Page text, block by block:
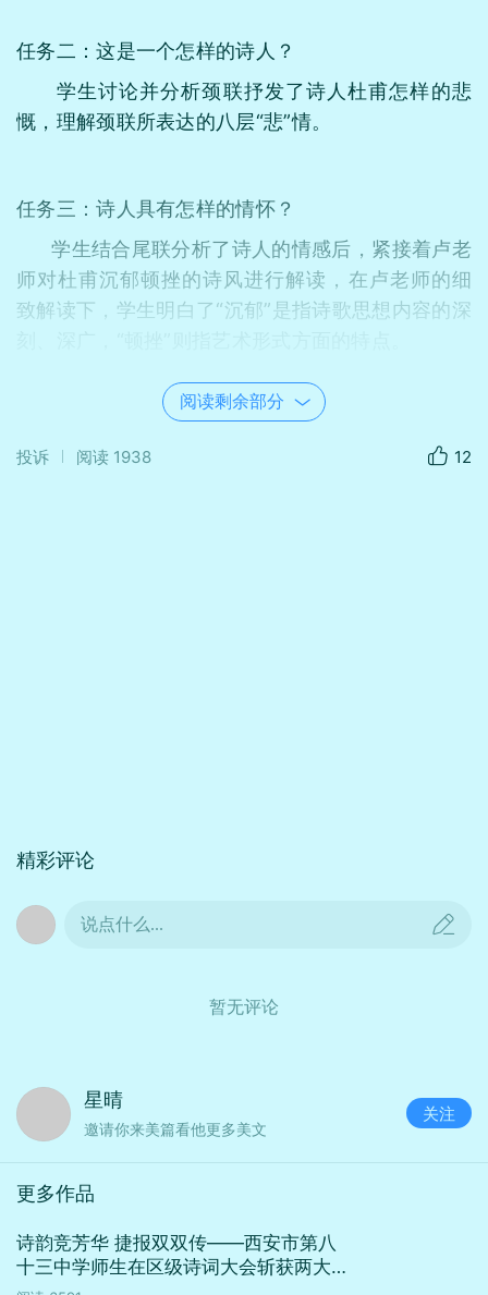
任务二：这是一个怎样的诗人？
学生讨论并分析颈联抒发了诗人杜甫怎样的悲
慨，理解颈联所表达的八层“悲”情。
任务三：诗人具有怎样的情怀？
学生结合尾联分析了诗人的情感后，紧接着卢老
师对杜甫沉郁顿挫的诗风进行解读，在卢老师的细
致解读下，学生明白了“沉郁”是指诗歌思想内容的深
4.课堂上留给学生充分的思考、讨论时间，注重课
5.“逢读必指导”，各环节有相应的方法指导。
曹曼老师：授课教师可将自己的主观情感融入课
刘丽萍老师：三个学习任务可以与相关活动相连
接，避免课堂活动的单一性；
张顺彬老师、储敏老师：在诗的深度上还可以再挖
解读；
赵亚平老师：整个课堂可设置情境进行串联，用情
阅读剩余部分
投诉 阅读 1938 12
精彩评论
说点什么...
暂无评论
星晴
邀请你来美篇看他更多美文
关注
更多作品
诗韵竞芳华 捷报双双传——西安市第八
十三中学师生在区级诗词大会斩获两大奖
项